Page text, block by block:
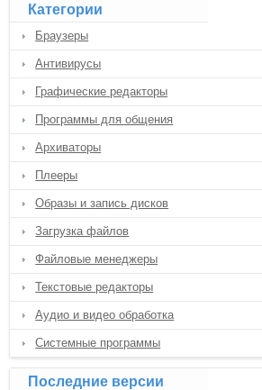
Категории
Браузеры
Антивирусы
Графические редакторы
Программы для общения
Архиваторы
Плееры
Образы и запись дисков
Загрузка файлов
Файловые менеджеры
Текстовые редакторы
Аудио и видео обработка
Системные программы
Последние версии